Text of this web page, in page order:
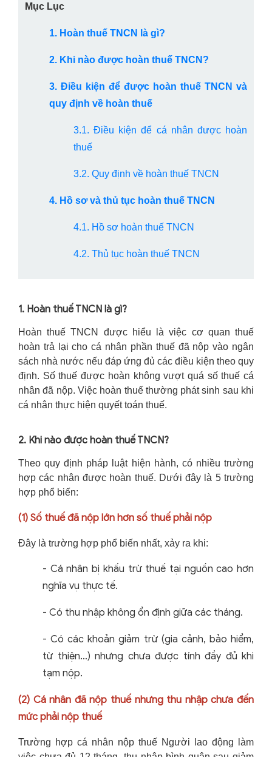
Mục Lục
1. Hoàn thuế TNCN là gì?
2. Khi nào được hoàn thuế TNCN?
3. Điều kiện để được hoàn thuế TNCN và
quy định về hoàn thuế
3.1. Điều kiện để cá nhân được hoàn
thuế
3.2. Quy định về hoàn thuế TNCN
4. Hồ sơ và thủ tục hoàn thuế TNCN
4.1. Hồ sơ hoàn thuế TNCN
4.2. Thủ tục hoàn thuế TNCN
1. Hoàn thuế TNCN là gì?
Hoàn thuế TNCN được hiểu là việc cơ quan thuế
hoàn trả lại cho cá nhân phần thuế đã nộp vào ngân
sách nhà nước nếu đáp ứng đủ các điều kiện theo quy
định. Số thuế được hoàn không vượt quá số thuế cá
nhân đã nộp. Việc hoàn thuế thường phát sinh sau khi
cá nhân thực hiện quyết toán thuế.
2. Khi nào được hoàn thuế TNCN?
Theo quy định pháp luật hiện hành, có nhiều trường
hợp các nhân được hoàn thuế. Dưới đây là 5 trường
hợp phổ biến:
(1) Số thuế đã nộp lớn hơn số thuế phải nộp
Đây là trường hợp phổ biến nhất, xảy ra khi:
- Cá nhân bị khấu trừ thuế tại nguồn cao hơn
nghĩa vụ thực tế.
- Có thu nhập không ổn định giữa các tháng.
- Có các khoản giảm trừ (gia cảnh, bảo hiểm,
từ thiện…) nhưng chưa được tính đầy đủ khi
tạm nộp.
(2) Cá nhân đã nộp thuế nhưng thu nhập chưa đến
mức phải nộp thuế
Trường hợp cá nhân nộp thuế Người lao động làm